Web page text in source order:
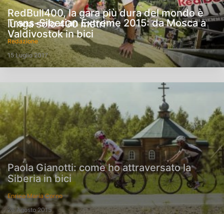
RedBull400, la gara più dura del mondo è
lunga solo 400 metri
Redazione
15 Luglio 2017
Paola Gianotti: come ho attraversato la
Siberia in bici
Enrico Maria Corno
26 Agosto 2015
Trans-Siberian Extreme 2015: da Mosca a
Valdivostok in bici